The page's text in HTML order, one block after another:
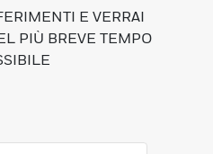
E VERRAI
PIÙ BREVE TEMPO